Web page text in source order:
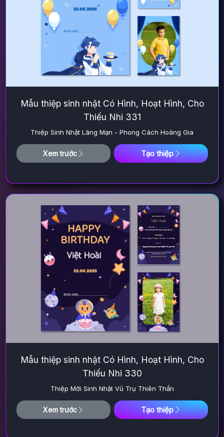
Mẫu thiệp sinh nhật Có Hình, Hoạt Hình, Cho
Thiếu Nhi 331
Thiệp Sinh Nhật Lãng Mạn - Phong Cách Hoàng Gia
Xem trước Tạo thiệp
Mẫu thiệp sinh nhật Có Hình, Hoạt Hình, Cho
Thiếu Nhi 330
Thiệp Mời Sinh Nhật Vũ Trụ Thiên Thần
Xem trước Tạo thiệp